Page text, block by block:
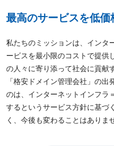
最高のサービスを低価
私たちのミッションは、インタ
ービスを最小限のコストで提供
の人々に寄り添って社会に貢献
「格安ドメイン管理会社」の
のは、インターネットインフラ
するというサービス方針に基づ
く、今後も変わることはありま